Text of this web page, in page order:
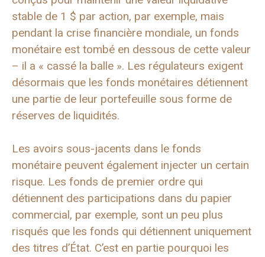
stable de 1 $ par action, par exemple, mais
pendant la crise financière mondiale, un fonds
monétaire est tombé en dessous de cette valeur
– il a « cassé la balle ». Les régulateurs exigent
désormais que les fonds monétaires détiennent
une partie de leur portefeuille sous forme de
réserves de liquidités.
Les avoirs sous-jacents dans le fonds
monétaire peuvent également injecter un certain
risque. Les fonds de premier ordre qui
détiennent des participations dans du papier
commercial, par exemple, sont un peu plus
risqués que les fonds qui détiennent uniquement
des titres d’État. C’est en partie pourquoi les